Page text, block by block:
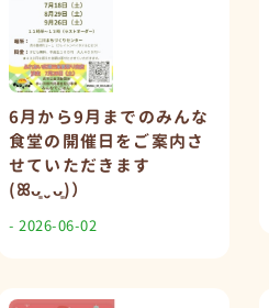
6月から9月までのみんな
食堂の開催日をご案内さ
せていただきます
(ꕤ︎︎ᴗ͈ˬᴗ͈)）
- 2026-06-02